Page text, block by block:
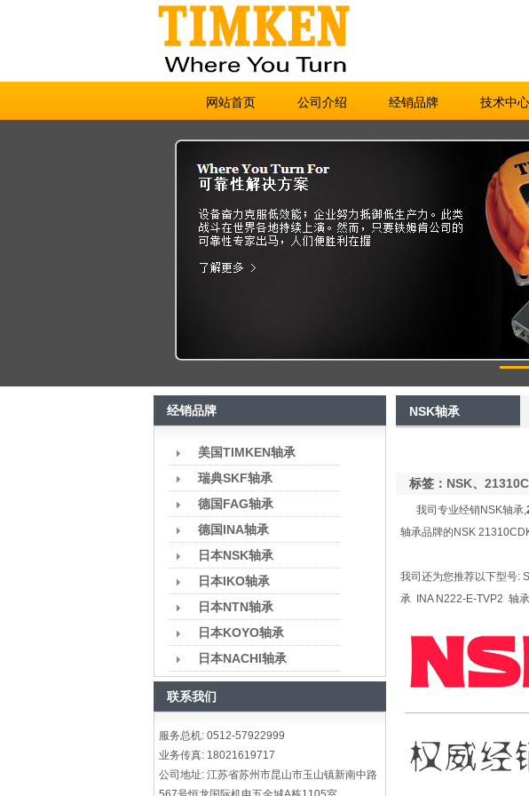
网站首页 公司介绍 经销品牌 技术中心
经销品牌
美国TIMKEN轴承
瑞典SKF轴承
德国FAG轴承
德国INA轴承
日本NSK轴承
日本IKO轴承
日本NTN轴承
日本KOYO轴承
日本NACHI轴承
联系我们
服务总机: 0512-57922999
业务传真: 18021619717
公司地址: 江苏省苏州市昆山市玉山镇新南中路
NSK轴承
标签： NSK、
我司专业经销NSK轴承,
轴承品牌的NSK
我司还为您推荐以下型号:
承 INA N222-E-TVP2 轴